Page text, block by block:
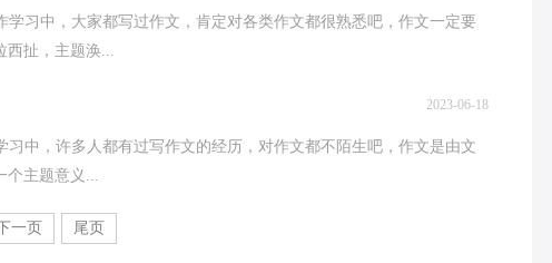
，大家都写过作文，肯定对各类作文都很熟悉吧，作文一定要
西扯，主题涣...
2023-06-18
许多人都有过写作文的经历，对作文都不陌生吧，作文是由文
个主题意义...
一页 尾页